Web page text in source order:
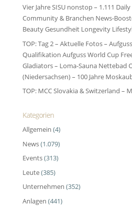
Vier Jahre SISU nonstop – 1.111
Community & Branchen News-
Beauty Gesundheit Longevity
TOP: Tag 2 – Aktuelle Fotos –
Qualifikation Aufguss World Cup
Gladiators – Loma-Sauna Nettebad
(Niedersachsen) – 100 Jahre
TOP: MCC Slovakia & Switzerland –
Kategorien
Allgemein (4)
News(1.079)
Events(313)
Leute(385)
Unternehmen (352)
Anlagen (441)